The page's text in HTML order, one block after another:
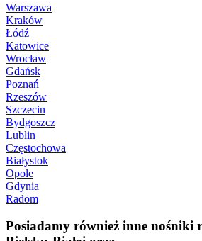
Warszawa
Kraków
Łódź
Katowice
Wrocław
Gdańsk
Poznań
Rzeszów
Szczecin
Bydgoszcz
Lublin
Częstochowa
Białystok
Opole
Gdynia
Radom
Posiadamy również inne nośniki